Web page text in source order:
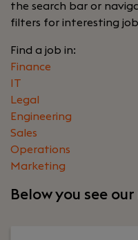
the search bar or
filters for interesting
Find a job in:
Finance
IT
Legal
Engineering
Sales
Operations
Marketing
Below you see